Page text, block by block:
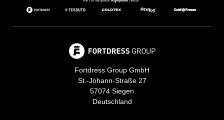
Fortdress Group GmbH
St.-Johann-Straße 27
57074 Siegen
Deutschland